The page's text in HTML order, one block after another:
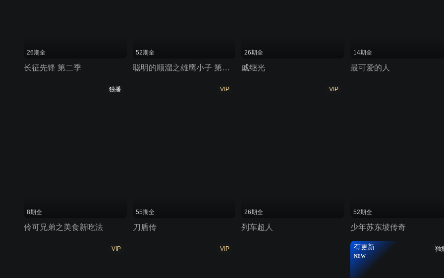
26期全
长征先锋 第二季
52期全
聪明的顺溜之雄鹰小子 第一季
26期全
戚继光
14期全
最可爱的人
独播
8期全
伶可兄弟之美食新吃法
VIP
55期全
刀盾传
VIP
26期全
列车超人
52期全
少年苏东坡传奇
VIP VIP 独
有更新
NEW